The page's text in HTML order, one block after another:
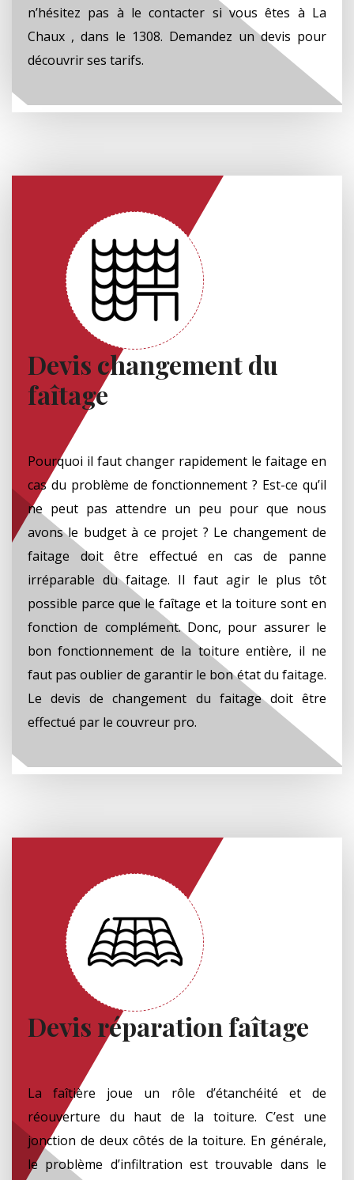
n’hésitez pas à le contacter si vous êtes à La
Chaux , dans le 1308. Demandez un devis pour
découvrir ses tarifs.
Devis changement du
faîtage
Pourquoi il faut changer rapidement le faitage en
cas du problème de fonctionnement ? Est-ce qu’il
ne peut pas attendre un peu pour que nous
avons le budget à ce projet ? Le changement de
faitage doit être effectué en cas de panne
irréparable du faitage. Il faut agir le plus tôt
possible parce que le faîtage et la toiture sont en
fonction de complément. Donc, pour assurer le
bon fonctionnement de la toiture entière, il ne
faut pas oublier de garantir le bon état du faitage.
Le devis de changement du faitage doit être
effectué par le couvreur pro.
Devis réparation faîtage
La faîtière joue un rôle d’étanchéité et de
réouverture du haut de la toiture. C’est une
jonction de deux côtés de la toiture. En générale,
le problème d’infiltration est trouvable dans le